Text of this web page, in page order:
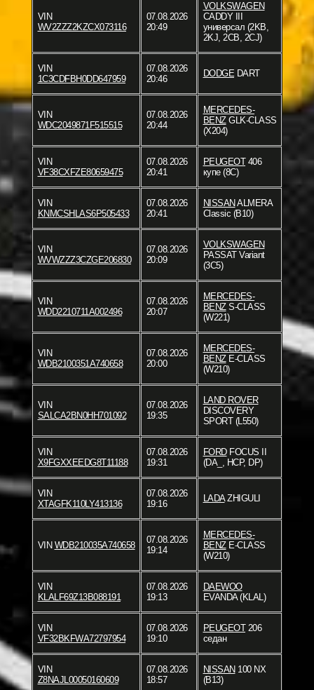
VIN
WV2ZZZ2KZCX073116
07.08.2026
20:49
VOLKSWAGEN
CADDY III
универсал (2KB,
2KJ, 2CB, 2CJ)
VIN
1C3CDFBH0DD647959
07.08.2026
20:46
DODGEDART
VIN
WDC2049871F515515
07.08.2026
20:44
MERCEDES-
BENZGLK-CLASS
(X204)
VIN
VF38CXFZE80659475
07.08.2026
20:41
PEUGEOT406
купе (8C)
VIN
KNMCSHLAS6P505433
07.08.2026
20:41
NISSAN ALMERA
Classic (B10)
VIN
WVWZZZ3CZGE206830
07.08.2026
20:09
VOLKSWAGEN
PASSAT Variant
(3C5)
VIN
WDD2210711A002496
07.08.2026
20:07
MERCEDES-
BENZS-CLASS
(W221)
VIN
WDB2100351A740658
07.08.2026
20:00
MERCEDES-
BENZE-CLASS
(W210)
VIN
SALCA2BN0HH701092
07.08.2026
19:35
LAND ROVER
DISCOVERY
SPORT (L550)
VIN
X9FGXXEEDG8T11188
07.08.2026
19:31
FORDFOCUS II
(DA_, HCP, DP)
VIN
XTAGFK110LY413136
07.08.2026
19:16
LADAZHIGULI
VIN WDB210035A740658
07.08.2026
19:14
MERCEDES-
BENZE-CLASS
(W210)
VIN
KLALF69Z13B088191
07.08.2026
19:13
DAEWOO
EVANDA (KLAL)
VIN
VF32BKFWA72797954
07.08.2026
19:10
PEUGEOT206
седан
VIN
Z8NAJL00050160609
07.08.2026
18:57
NISSAN 100 NX
(B13)